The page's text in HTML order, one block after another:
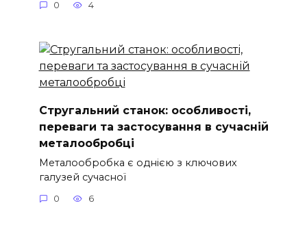
0 4
Стругальний станок: особливості,
переваги та застосування в сучасній
металообробці
Металообробка є однією з ключових
галузей сучасної
0 6